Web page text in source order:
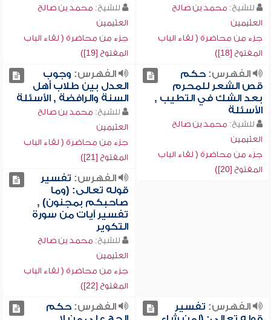
للشيخ: محمد بن صالح
العثيمين
جزء من محاضرة ( لقاء الباب
المفتوح [18])
للشيخ: محمد بن صالح
العثيمين
جزء من محاضرة ( لقاء الباب
المفتوح [19])
الفهرس:حكم
قص الشعر للمحرم
بعد الشك في التطيب ,
الأسئلة
للشيخ: محمد بن صالح
العثيمين
جزء من محاضرة ( لقاء الباب
المفتوح [20])
الفهرس: وجوب
العدل بين طلاب أهل
السنة والرافضة , الأسئلة
للشيخ: محمد بن صالح
العثيمين
جزء من محاضرة ( لقاء الباب
المفتوح [21])
الفهرس: تفسير
قوله تعالى: (وما
صاحبكم بمجنون) ,
تفسير آيات من سورة
التكوير
للشيخ: محمد بن صالح
العثيمين
جزء من محاضرة ( لقاء الباب
المفتوح [22])
الفهرس: تفسير
الفهرس:حكم